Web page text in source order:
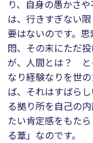
り、自身の愚かさ
は、行きすぎない
要はないのです。
悶、その末にただ
が、人間とは？ と
なり経験なりを世
ば、それはすばら
る拠り所を自己の
たい肯定感をもた
る葦」なのです。